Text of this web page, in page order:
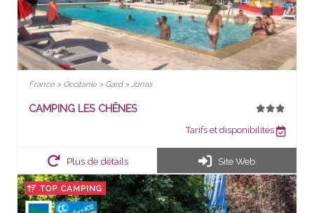
France > Occitanie > Gard > Junas
CAMPING LES CHÊNES
Tarifs et disponibilités
Plus de détails Site Web
TOP CAMPING